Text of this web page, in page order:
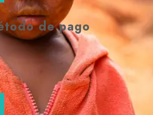
de pago